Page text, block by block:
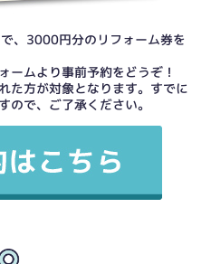
、3000円分のリフォーム券を
ームより事前予約をどうぞ！
た方が対象となります。すでに
ので、ご了承ください。